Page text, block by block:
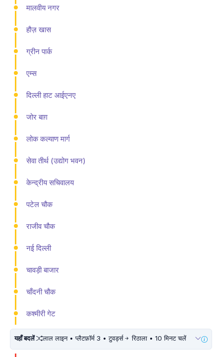
मालवीय नगर
हौज़ खास
ग्रीन पार्क
एम्स
दिल्ली हाट आईएनए
जोर बाग़
लोक कल्याण मार्ग
सेवा तीर्थ (उद्योग भवन)
केन्द्रीय सचिवालय
पटेल चौक
राजीव चौक
नई दिल्ली
चावड़ी बाजार
चाँदनी चौक
कश्मीरी गेट
यहाँ बदलें लाल लाइन • प्लैटफ़ॉर्म 3 • टुवर्ड्स रिठाला • 10 मिनट चलें